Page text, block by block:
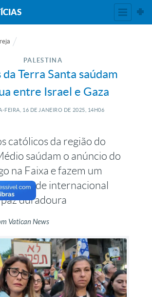
PALESTINA
da Terra Santa saúdam
entre Israel e Gaza
FEIRA, 16 DE JANEIRO DE 2025, 14H06
católicos da região do
saúdam o anúncio do
na Faixa e fazem um
internacional
duradoura
Vatican News